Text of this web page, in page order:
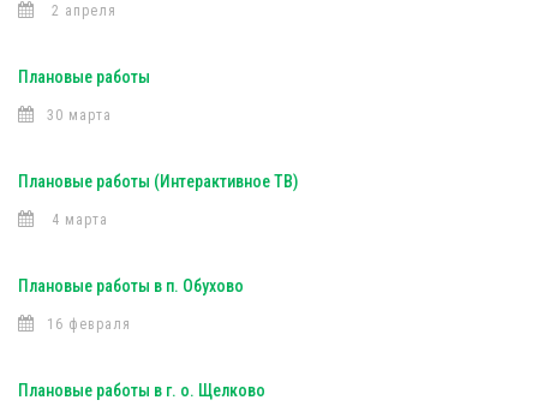
2 апреля
Плановые работы
30 марта
Плановые работы (Интерактивное ТВ)
4 марта
Плановые работы в п. Обухово
16 февраля
Плановые работы в г. о. Щелково